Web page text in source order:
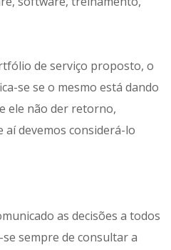
de serviço proposto, o
se se o mesmo está dando
ele não der retorno,
aí devemos considerá-lo
as decisões a todos
sempre de consultar a